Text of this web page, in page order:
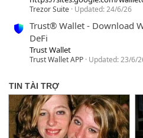
Trezor Suite Updated:24/6/26
Trust® Wallet - Download
DeFi
Trust Wallet
Trust Wallet APP Updated:23/6/